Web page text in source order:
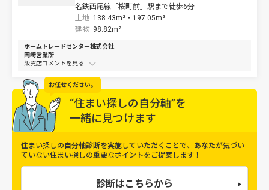
名鉄西尾線「桜町前」駅まで徒歩6分
土地 138.43m²・ 197.05m²
建物 98.82m²
ホームトレードセンター株式会社
岡崎営業所
販売店コメントを
お任せください。
“住まい探しの自分軸”を
一緒に見つけます
住まい探しの自分軸診断を実施していただくことで、 あなたが気づい
ていない住まい探しの重要なポイントをご提案します！
診断はこちらから